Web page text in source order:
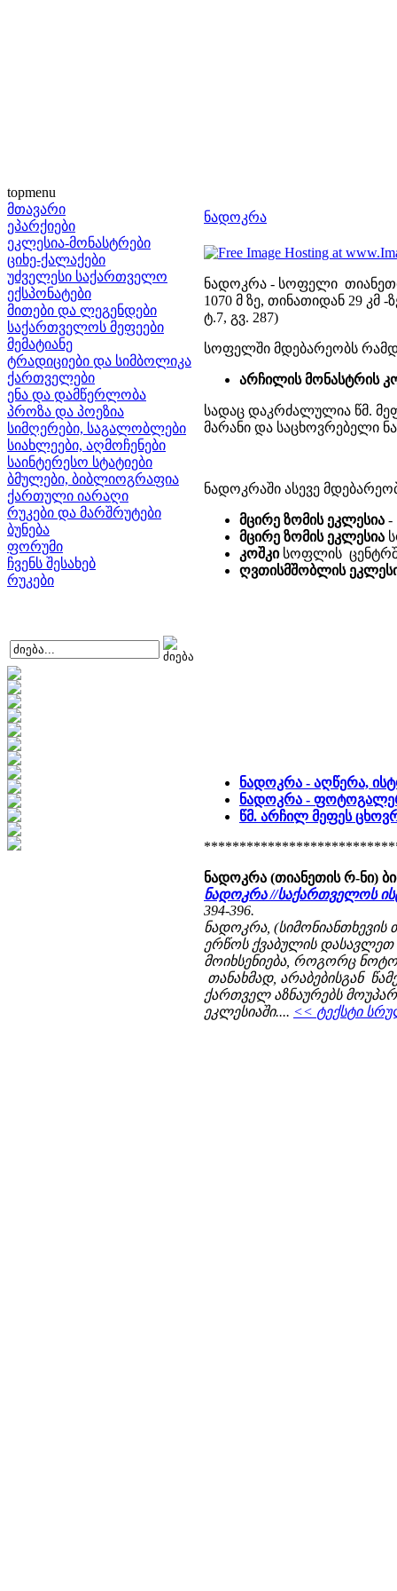
topmenu
მთავარი
ეპარქიები
ეკლესია-მონასტრები
ციხე-ქალაქები
უძველესი საქართველო
ექსპონატები
მითები და ლეგენდები
საქართველოს მეფეები
მემატიანე
ტრადიციები და სიმბოლიკა
ქართველები
ენა და დამწერლობა
პროზა და პოეზია
სიმღერები, საგალობლები
სიახლეები, აღმოჩენები
საინტერესო სტატიები
ბმულები, ბიბლიოგრაფია
ქართული იარაღი
რუკები და მარშრუტები
ბუნება
ფორუმი
ჩვენს შესახებ
რუკები
ნადოკრა
ნადოკრა - სოფელი
1070 მ ზე, თინათიდან 29 კმ
ტ.7, გვ. 287)
სოფელში მდებარეობს
არჩილის მონასტრის
სადაც დაკრძალულია წმ.
მარანი და საცხოვრებელი
ნადოკრაში ასევე
მცირე ზომის ეკლესია -
მცირე ზომის ეკლესია
კოშკისოფლის
ღვთისმშობლის
ნადოკრა - აღწერა,
ნადოკრა -
წმ. არჩილ მეფეს
ნადოკრა (თიანეთის რ-ნი)
ნადოკრა //საქართველოს
394-396.
ნადოკრა,
ერწოს ქვაბულის
მოიხსენიება, როგორც
თანახმად, არაბებისგან
ქართველ აზნაურებს
ეკლესიაში.... << ტექსტი